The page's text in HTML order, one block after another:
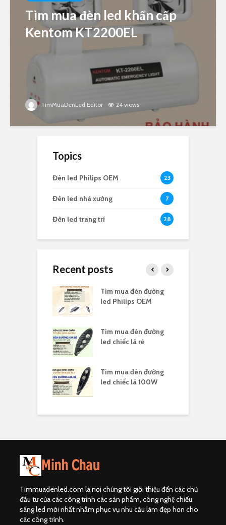
Tìm mua đèn led khẩn cấp
Kentom KT2200EL
TimMuaDenLed Editor 24 views
Topics
Đèn led Philips OEM 23
Đèn led nhà xưởng 7
Đèn led trang trí 28
Recent posts
Tìm mua đèn đường
led Philips OEM
Tìm mua đèn đường
led chiếc lá rẻ
Tìm mua đèn đường
led chiếc lá 100W
Timmuadenled.com là nơi chúng tôi giới thiệu đến các chủ
đầu tư của các công trình các sản phẩm, công nghệ chiếu
sáng led mới nhất nhằm phục vụ nhu cầu làm đẹp hơn cho
các công trình.